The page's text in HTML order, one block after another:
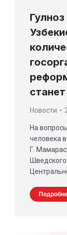
Новости
На
человека
Г.